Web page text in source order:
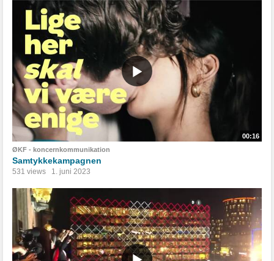
00:16
ØKF - koncernkommunikation
Samtykkekampagnen
531 views 1. juni 2023